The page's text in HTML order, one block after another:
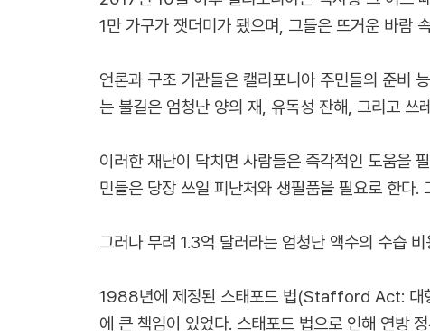
1만 가구가 잿더미가 됐으며, 그들은 뜨거운 바람
언론과 구조 기관들은 캘리포니아 주민들의 준비
는 불길은 엄청난 양의 재, 유독성 잔해, 그리고 쓰
이러한 재난이 닥치면 사람들은 즉각적인 도움을
민들은 당장 쓰일 피난처와 생필품을 필요로 한다.
그러나 무려 1.3억 달러라는 엄청난 액수의 수습
1988년에 제정된 스태포드 법(Stafford Act: 대형
에 큰 책임이 있었다. 스태포드 법으로 인해 연방